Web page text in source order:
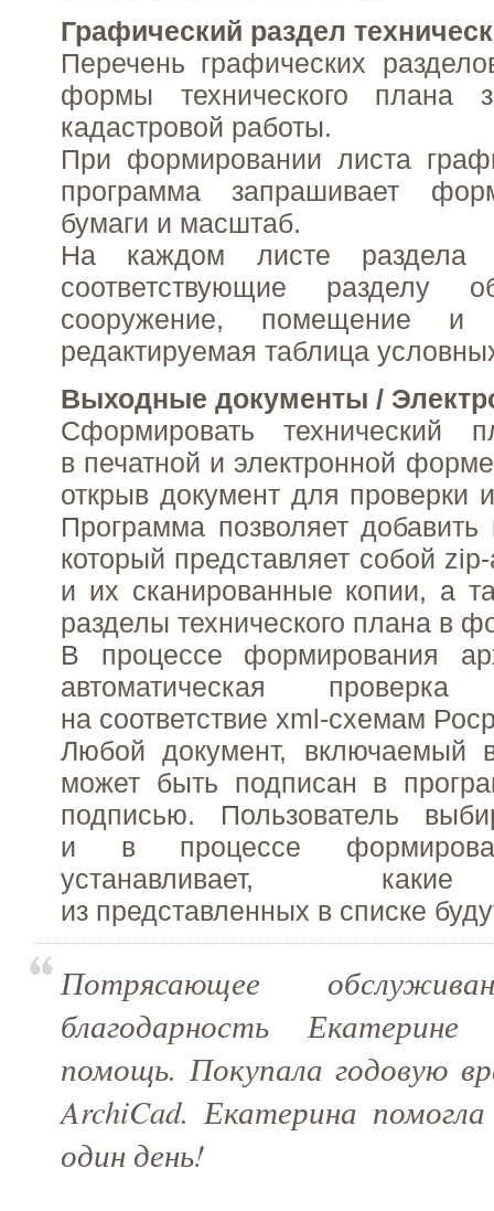
Графический раздел
Перечень графических
формы технического плана
кадастровой работы.
При формировании листа
программа запрашивает
бумаги и масштаб.
На каждом листе раздела
соответствующие разделу
сооружение, помещение
редактируемая таблица
Выходные документы /
Сформировать технический
в печатной и электронной
открыв документ для проверки
Программа позволяет добавить
который представляет собой
и их сканированные копии, а
разделы технического плана в
В процессе формирования
автоматическая
на соответствие xml-схемам
Любой документ, включаемый
может быть подписан в
подписью. Пользователь
и в процессе
устанавливает,
из представленных в списке
Потрясающее
благодарность
помощь. Покупала годовую
ArchiCad. Екатерина
один день!